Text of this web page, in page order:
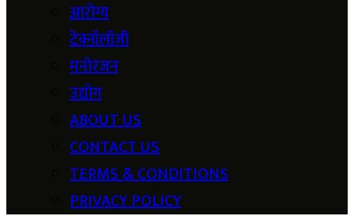
आरोग्य
टेक्नॉलॉजी
मनोरंजन
उद्योग
ABOUT US
CONTACT US
TERMS & CONDITIONS
PRIVACY POLICY